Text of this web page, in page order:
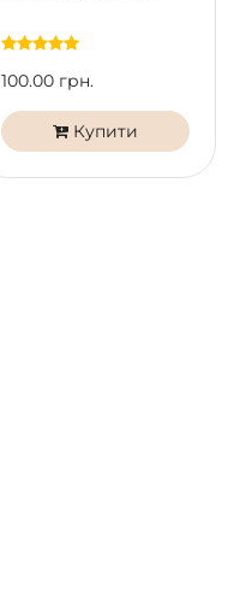
100.00 грн.
Купити